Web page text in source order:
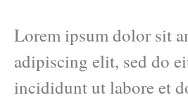
Lorem ipsum dolor sit
adipiscing elit, sed do
incididunt ut labore et